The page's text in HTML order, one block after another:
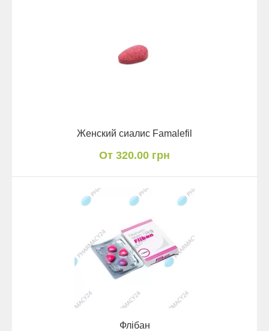
Женский сиалис Famalefil
От 320.00 грн
Флібан